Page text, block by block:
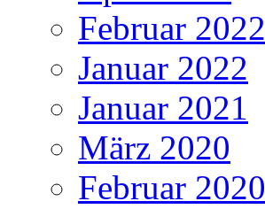
Februar 2022
Januar 2022
Januar 2021
März 2020
Februar 2020